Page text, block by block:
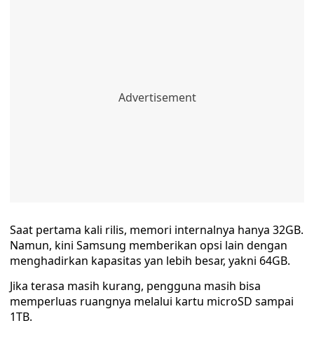
Saat pertama kali rilis, memori internalnya hanya 32GB.
Namun, kini Samsung memberikan opsi lain dengan
menghadirkan kapasitas yan lebih besar, yakni 64GB.
Jika terasa masih kurang, pengguna masih bisa
memperluas ruangnya melalui kartu microSD sampai
1TB.